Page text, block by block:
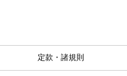
定款・諸規則